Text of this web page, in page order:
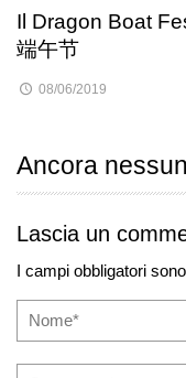
Il Dragon Boat
端午节
08/06/2019
Ancora
Lascia un
I campi obbligatori